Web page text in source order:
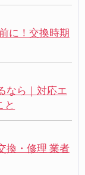
に！交換時期
なら｜対応エ
と
換・修理 業者